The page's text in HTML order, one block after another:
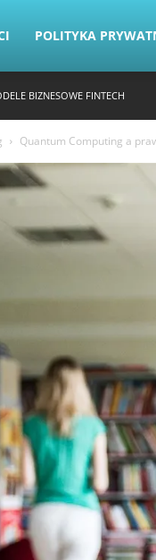
POLITYKA
BIZNESOWE FINTECH
Quantum Computing a